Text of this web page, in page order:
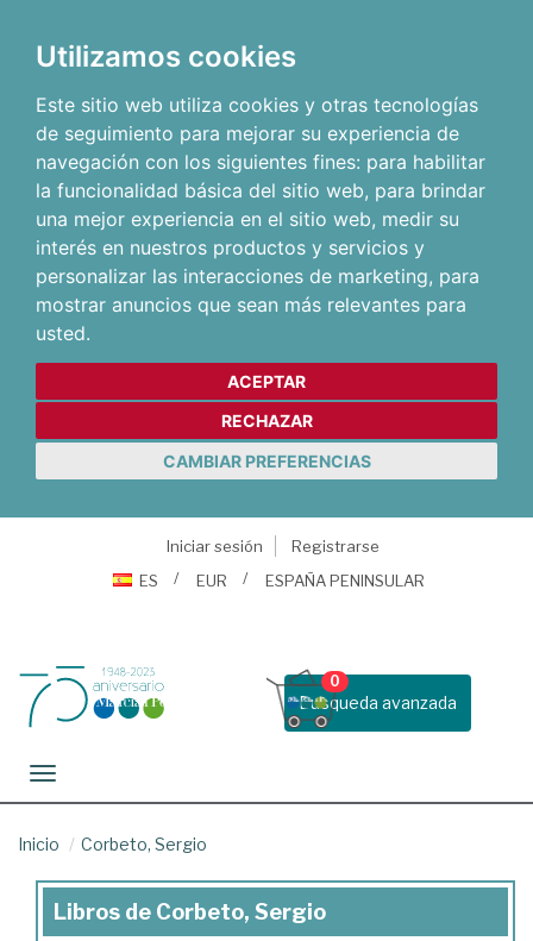
Utilizamos cookies
Este sitio web utiliza cookies y otras tecnologías
de seguimiento para mejorar su experiencia de
navegación con los siguientes fines: para habilitar
la funcionalidad básica del sitio web, para brindar
una mejor experiencia en el sitio web, medir su
interés en nuestros productos y servicios y
personalizar las interacciones de marketing, para
mostrar anuncios que sean más relevantes para
usted.
ACEPTAR
RECHAZAR
CAMBIAR PREFERENCIAS
Iniciar sesión
Registrarse
ES
EUR ESPAÑA PENINSULAR
Busqueda avanzada
0
Toggle navigation
Inicio Corbeto, Sergio
Libros
Libros de Corbeto, Sergio